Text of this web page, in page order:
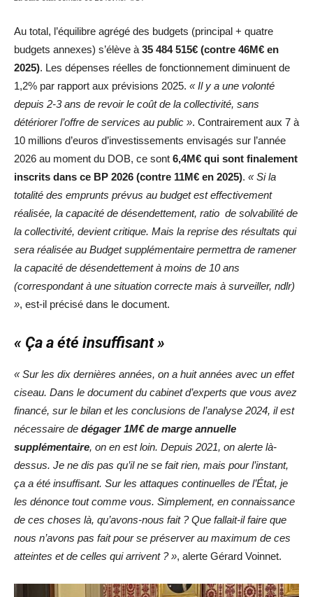
Au total, l’équilibre agrégé des budgets (principal + quatre
budgets annexes) s’élève à 35 484 515€ (contre 46M€ en
2025). Les dépenses réelles de fonctionnement diminuent de
1,2% par rapport aux prévisions 2025. « Il y a une volonté
depuis 2-3 ans de revoir le coût de la collectivité, sans
détériorer l’offre de services au public ». Contrairement aux 7 à
10 millions d’euros d’investissements envisagés sur l’année
2026 au moment du DOB, ce sont 6,4M€ qui sont finalement
inscrits dans ce BP 2026 (contre 11M€ en 2025). « Si la
totalité des emprunts prévus au budget est effectivement
réalisée, la capacité de désendettement, ratio de solvabilité de
la collectivité, devient critique. Mais la reprise des résultats qui
sera réalisée au Budget supplémentaire permettra de ramener
la capacité de désendettement à moins de 10 ans
(correspondant à une situation correcte mais à surveiller, ndlr)
», est-il précisé dans le document.
« Ça a été insuffisant »
« Sur les dix dernières années, on a huit années avec un effet
ciseau. Dans le document du cabinet d’experts que vous avez
financé, sur le bilan et les conclusions de l’analyse 2024, il est
nécessaire de dégager 1M€ de marge annuelle
supplémentaire, on en est loin. Depuis 2021, on alerte là-
dessus. Je ne dis pas qu’il ne se fait rien, mais pour l’instant,
ça a été insuffisant. Sur les attaques continuelles de l’État, je
les dénonce tout comme vous. Simplement, en connaissance
de ces choses là, qu’avons-nous fait ? Que fallait-il faire que
nous n’avons pas fait pour se préserver au maximum de ces
atteintes et de celles qui arrivent ? », alerte Gérard Voinnet.